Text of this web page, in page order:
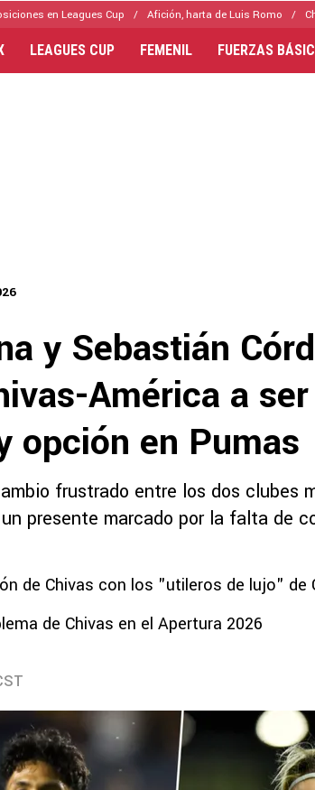
en Leagues Cup Afición, harta de Luis Romo
LEAGUES CUP FEMENIL FUERZAS
y Sebastián
América a
opción en Pumas
frustrado entre los dos clubes
presente marcado por la falta de
de Chivas con los "utileros de lujo" de
de Chivas en el Apertura 2026